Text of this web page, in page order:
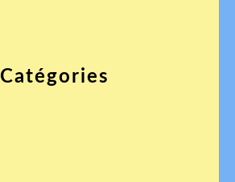
Catégories